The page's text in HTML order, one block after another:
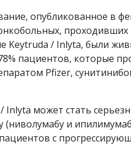
опубликованное в
проходивших
Keytruda / Inlyta, были
пациентов, которые
Pfizer,
Inlyta может стать
(ниволумабу и
с